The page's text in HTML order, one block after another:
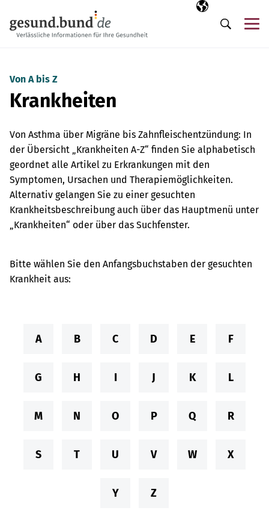
Ausgewählte
DE
Suche
Von A bis Z
Krankheiten
Von Asthma über Migräne bis Zahnfleischentzündung: In
der Übersicht „Krankheiten A-Z“ finden Sie alphabetisch
geordnet alle Artikel zu Erkrankungen mit den
Symptomen, Ursachen und Therapiemöglichkeiten.
Alternativ gelangen Sie zu einer gesuchten
Krankheitsbeschreibung auch über das Hauptmenü unter
„Krankheiten“ oder über das Suchfenster.
Bitte wählen Sie den Anfangsbuchstaben der gesuchten
Krankheit aus:
A B C D E F
G H I J K L
M N O P Q R
S T U V W X
Y Z